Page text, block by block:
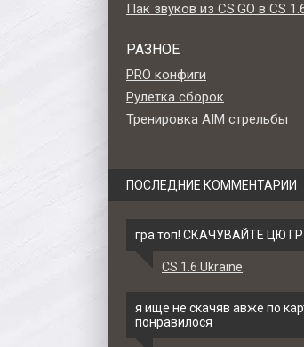
Traveler» для CS 1.6
Пак звуков из CS:GO в CS
РАЗНОЕ
PRO конфиги
Рулетка сборок
Тренировка AIM стрельбы
ПОСЛЕДНИЕ КОММЕНТАРИИ
гра топ! СКАЧУВАЙТЕ ЦЮ
CS 1.6 Ukraine
я ище не скачяв авже по
понравилося